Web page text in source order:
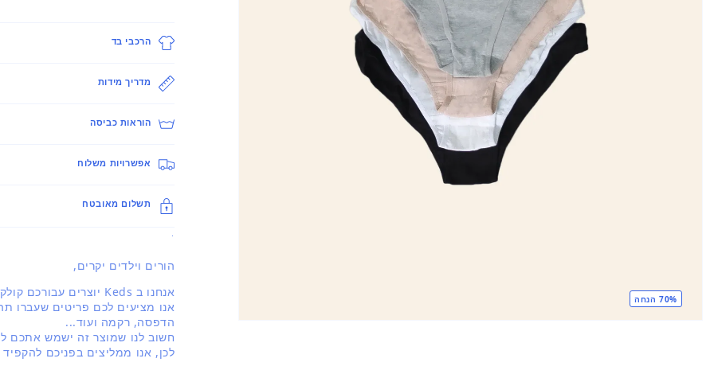
70% הנחה
הרכבי בד
מדריך מידות
הוראות כביסה
אפשרויות משלוח
תשלום מאובטח
.
הורים וילדים יקרים,
אנחנו ב Keds יוצרים עבורכם קולקציה מעודכנת ברוח האופנה העולמית.
אנו מציעים לכם פריטים שעברו
הדפסה, רקמה ועוד...
חשוב לנו שמוצר זה ישמש אתכם
לכן, אנו ממליצים בפניכם